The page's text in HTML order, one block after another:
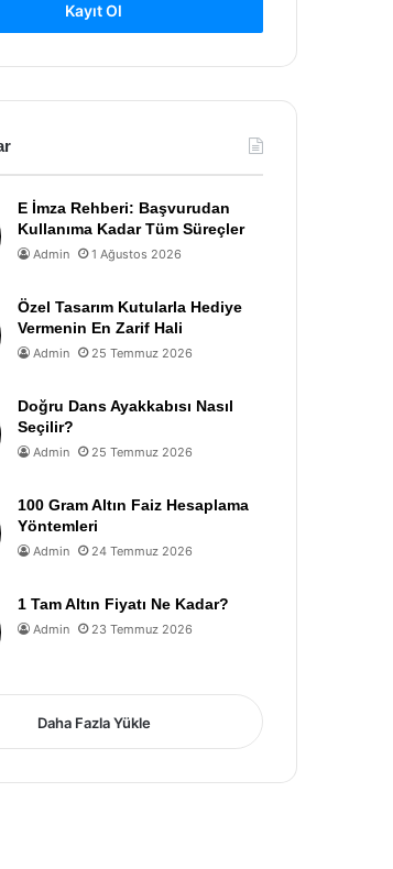
Kayıt Ol
E İmza Rehberi: Başvurudan
Kullanıma Kadar Tüm Süreçler
Admin 1 Ağustos 2026
Özel Tasarım Kutularla Hediye
Vermenin En Zarif Hali
Admin 25 Temmuz 2026
Doğru Dans Ayakkabısı Nasıl
Seçilir?
Admin 25 Temmuz 2026
100 Gram Altın Faiz Hesaplama
Yöntemleri
Admin 24 Temmuz 2026
1 Tam Altın Fiyatı Ne Kadar?
Admin 23 Temmuz 2026
Daha Fazla Yükle